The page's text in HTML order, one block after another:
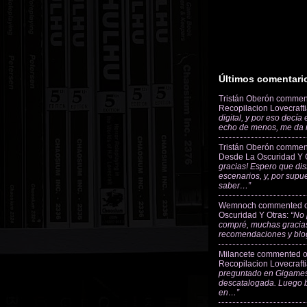
Últimos
Tristán Oberón
Recopilacion
digital, y por eso decía
echo de menos, me
Tristán Oberón
Desde La Oscuridad Y
gracias! Espero que
escenarios, y, por
saber…”
Wemnoch commented
Oscuridad Y Otras:
compré, muchas
recomendaciones y
Milancete commented
Recopilacion
preguntado en
descatalogada. Luego
en…”